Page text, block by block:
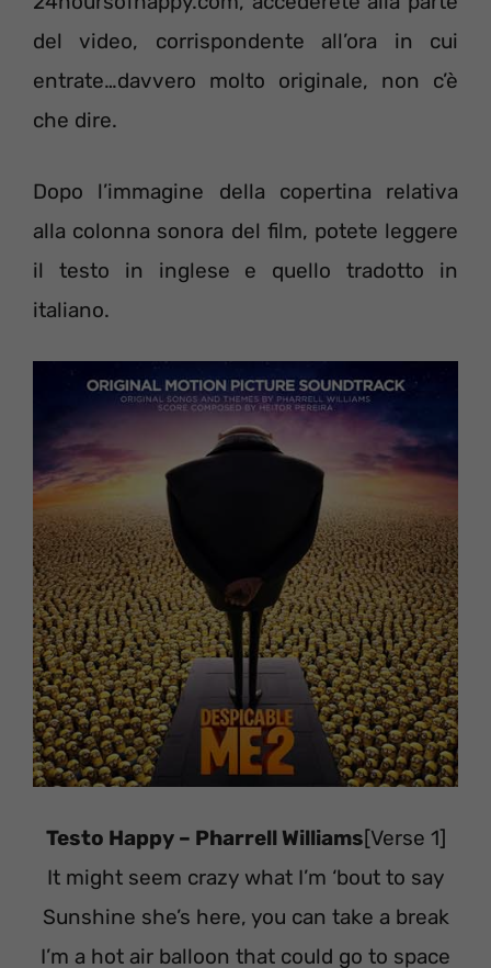
del video, corrispondente all’ora in cui
entrate…davvero molto originale, non c’è
che dire.
Dopo l’immagine della copertina relativa
alla colonna sonora del film, potete leggere
il testo in inglese e quello tradotto in
italiano.
Testo Happy – Pharrell Williams[Verse 1]
It might seem crazy what I’m ‘bout to say
Sunshine she’s here, you can take a break
I’m a hot air balloon that could go to space